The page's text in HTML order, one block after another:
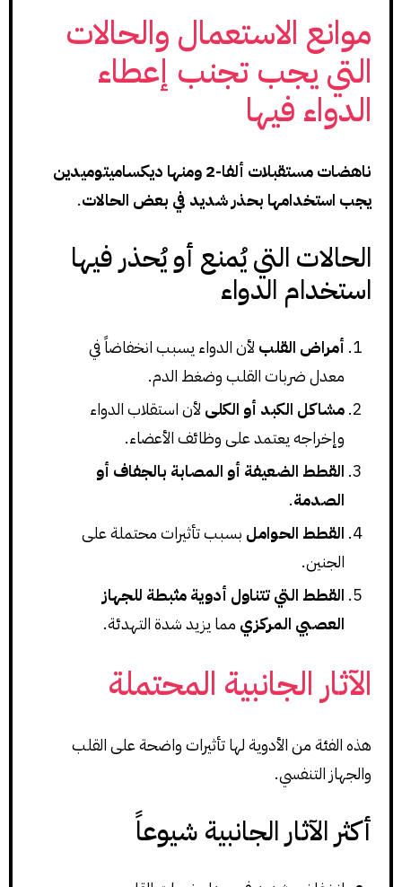
موانع الاستعمال والحالات
التي يجب تجنب إعطاء
الدواء فيها
ناهضات مستقبلات ألفا-2 ومنها ديكساميتوميدين
يجب استخدامها بحذر شديد في بعض الحالات.
الحالات التي يُمنع أو يُحذر فيها
استخدام الدواء
أمراض القلب لأن الدواء يسبب انخفاضاً في
معدل ضربات القلب وضغط الدم.
مشاكل الكبد أو الكلى لأن استقلاب الدواء
وإخراجه يعتمد على وظائف الأعضاء.
القطط الضعيفة أو المصابة بالجفاف أو
الصدمة.
القطط الحوامل بسبب تأثيرات محتملة على
الجنين.
القطط التي تتناول أدوية مثبطة للجهاز
العصبي المركزي مما يزيد شدة التهدئة.
الآثار الجانبية المحتملة
هذه الفئة من الأدوية لها تأثيرات واضحة على القلب
والجهاز التنفسي.
أكثر الآثار الجانبية شيوعاً